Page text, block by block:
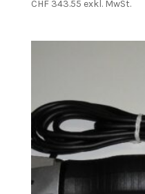
CHF343.55 exkl. MwSt.